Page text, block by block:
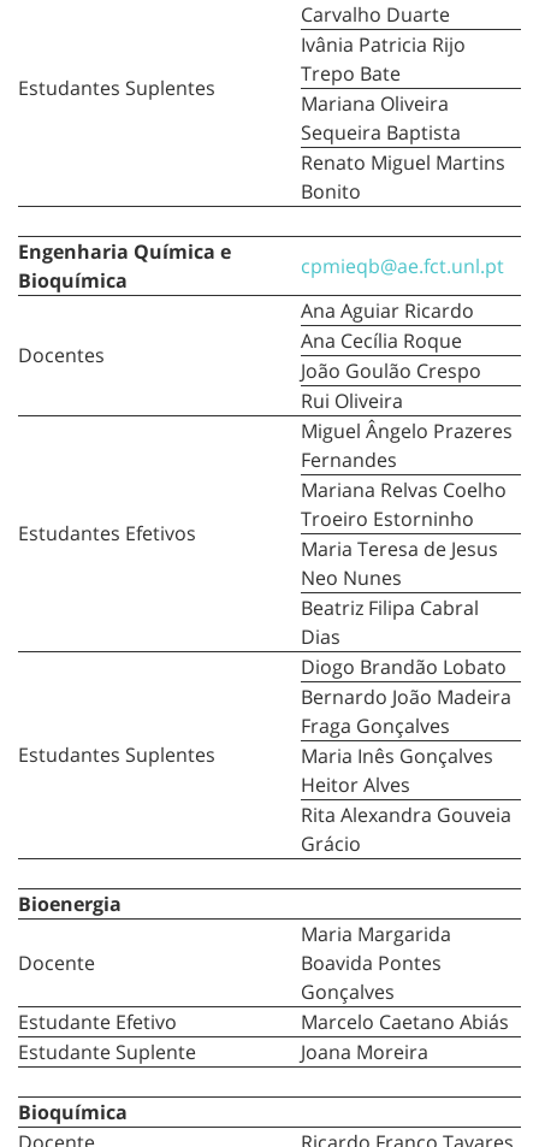
Estudantes Suplentes
Carvalho Duarte
Ivânia Patricia Rijo
Trepo Bate
Mariana Oliveira
Sequeira Baptista
Renato Miguel Martins
Bonito
Engenharia Química e
Bioquímica
cpmieqb@ae.fct.unl.pt
Docentes
Ana Aguiar Ricardo
Ana Cecília Roque
João Goulão Crespo
Rui Oliveira
Estudantes Efetivos
Miguel Ângelo Prazeres
Fernandes
Mariana Relvas Coelho
Troeiro Estorninho
Maria Teresa de Jesus
Neo Nunes
Beatriz Filipa Cabral
Dias
Estudantes Suplentes
Diogo Brandão Lobato
Bernardo João Madeira
Fraga Gonçalves
Maria Inês Gonçalves
Heitor Alves
Rita Alexandra Gouveia
Grácio
Bioenergia
Docente
Maria Margarida
Boavida Pontes
Gonçalves
Estudante Efetivo
Marcelo Caetano Abiás
Estudante Suplente
Joana Moreira
Bioquímica